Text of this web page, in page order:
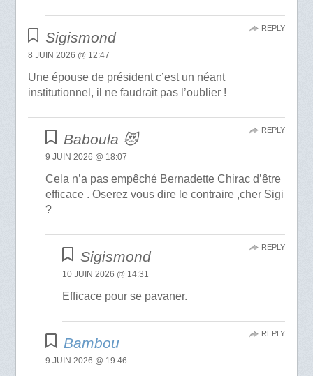
Sigismond
8 JUIN 2026 @ 12:47
Une épouse de président c’est un néant
institutionnel, il ne faudrait pas l’oublier !
REPLY
Baboula 😻
9 JUIN 2026 @ 18:07
Cela n’a pas empêché Bernadette Chirac d’être
efficace . Oserez vous dire le contraire ,cher Sigi
?
REPLY
Sigismond
10 JUIN 2026 @ 14:31
Efficace pour se pavaner.
REPLY
Bambou
9 JUIN 2026 @ 19:46
REPLY